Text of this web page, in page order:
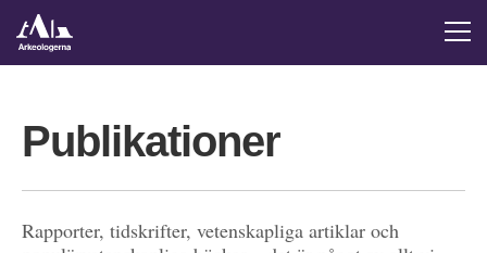
Publikationer
Rapporter, tidskrifter, vetenskapliga artiklar och